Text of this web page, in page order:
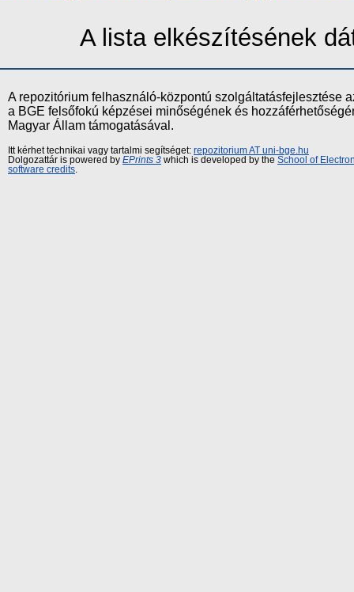
A lista elkészítésének
A repozitórium felhasználó-központú szolgáltatásfejlesztése
a BGE felsőfokú képzései minőségének és
Magyar Állam támogatásával.
Itt kérhet technikai vagy tartalmi segítséget: repozitorium AT uni-bge.hu
Dolgozattár is powered by EPrints 3 which is developed by the School of
software credits